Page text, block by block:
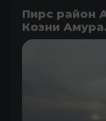
Пирс район
Козни Амура.